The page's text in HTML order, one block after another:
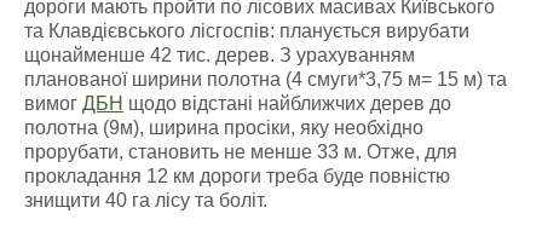
дороги мають пройти по лісових масивах Київського
та Клавдієвського лісгоспів: планується вирубати
щонайменше 42 тис. дерев. З урахуванням
планованої ширини полотна (4 смуги*3,75 м= 15 м) та
вимог ДБН щодо відстані найближчих дерев до
полотна (9м), ширина просіки, яку необхідно
прорубати, становить не менше 33 м. Отже, для
прокладання 12 км дороги треба буде повністю
знищити 40 га лісу та боліт.